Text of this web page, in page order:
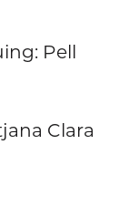
Pell
Clara